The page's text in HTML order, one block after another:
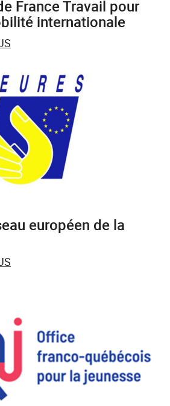
France Travail pour
internationale
européen de la